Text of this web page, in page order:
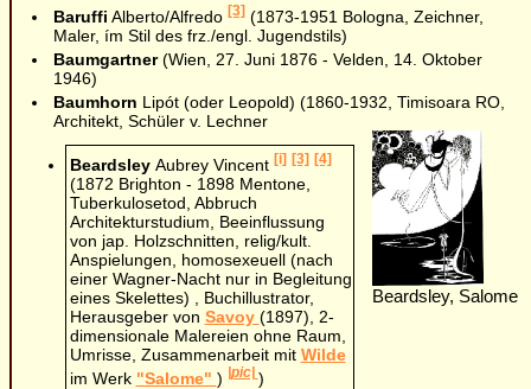
Baruffi Alberto/Alfredo[3] (1873-1951 Bologna, Zeichner,
Maler, ím Stil des frz./engl. Jugendstils)
Baumgartner(Wien, 27. Juni 1876 - Velden, 14. Oktober
1946)
Baumhorn Lipót (oder Leopold) (1860-1932, Timisoara RO,
Architekt, Schüler v. Lechner
Beardsley, Salome
Beardsley Aubrey Vincent [i] [3] [4]
(1872 Brighton - 1898 Mentone,
Tuberkulosetod, Abbruch
Architekturstudium, Beeinflussung
von jap. Holzschnitten, relig/kult.
Anspielungen, homosexeuell (nach
einer Wagner-Nacht nur in Begleitung
eines Skelettes) , Buchillustrator,
Herausgeber von Savoy (1897), 2-
dimensionale Malereien ohne Raum,
Umrisse, Zusammenarbeit mit Wilde
im Werk "Salome" ) |pic|)